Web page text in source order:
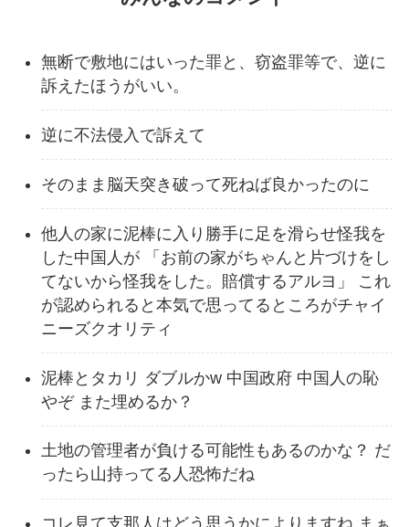
無断で敷地にはいった罪と、窃盗罪等で、逆に
訴えたほうがいい。
逆に不法侵入で訴えて
そのまま脳天突き破って死ねば良かったのに
他人の家に泥棒に入り勝手に足を滑らせ怪我を
した中国人が 「お前の家がちゃんと片づけをし
てないから怪我をした。賠償するアルヨ」 これ
が認められると本気で思ってるところがチャイ
ニーズクオリティ
泥棒とタカリ ダブルかw 中国政府 中国人の恥
やぞ また埋めるか？
土地の管理者が負ける可能性もあるのかな？ だ
ったら山持ってる人恐怖だね